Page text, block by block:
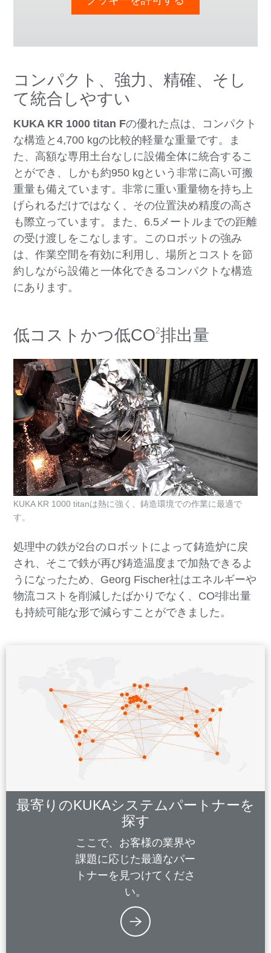
コンパクト、強力、精確、そし
て統合しやすい
KUKA KR 1000 titan Fの優れた点は、コンパクト
な構造と4,700 kgの比較的軽量な重量です。ま
た、高額な専用土台なしに設備全体に統合するこ
とができ、しかも約950 kgという非常に高い可搬
重量も備えています。非常に重い重量物を持ち上
げられるだけではなく、その位置決め精度の高さ
も際立っています。また、6.5メートルまでの距離
の受け渡しをこなします。このロボットの強み
は、作業空間を有効に利用し、場所とコストを節
約しながら設備と一体化できるコンパクトな構造
にあります。
低コストかつ低CO2排出量
処理中の鉄が2台のロボットによって鋳造炉に戻
され、そこで鉄が再び鋳造温度まで加熱できるよ
うになったため、Georg Fischer社はエネルギーや
物流コストを削減したばかりでなく、CO²排出量
も持続可能な形で減らすことができました。
KUKA KR 1000 titanは熱に強く、鋳造環境での作業に最適で
す。
最寄りのKUKAシステムパートナーを
探す
ここで、お客様の業界や
課題に応じた最適なパー
トナーを見つけてくださ
い。